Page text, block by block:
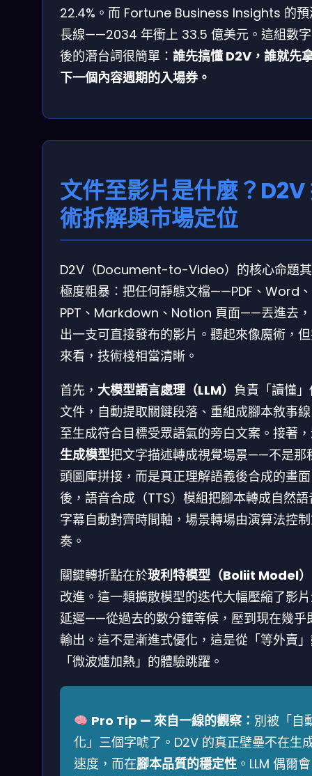
22.4%。而 Fortune Business Insights 的預
長線——2034 年衝上 33.5 億美元。這組數
後的潛台詞很簡單： 誰先搞懂 D2V，誰就先
下一個內容週期的入場券。
文件至影片是什麼？D2V
術拆解與市場定位
D2V（Document-to-Video）的核心命題
極度粗暴：把任何靜態文檔——PDF、Word、
PPT、Markdown、Notion 頁面——丟進去
出一支可直接發布的影片。聽起來像魔術，
來看，技術棧相當清晰。
首先， 大模型語言處理（LLM） 負責「讀懂
文件，自動提取關鍵段落、重組成腳本敘事
至生成符合目標受眾語氣的旁白文案。接著，
生成模型把文字描述轉成視覺場景——不是那
頭圖庫拼接，而是真正理解語義後合成的畫
後，語音合成（TTS）模組把腳本轉成自然語
字幕自動對齊時間軸，場景轉場由演算法控
奏。
關鍵轉折點在於玻利特模型（Boliit Model）
改進。這一類擴散模型的迭代大幅壓縮了影
延遲——從過去的數分鐘等候，壓到現在幾乎
輸出。這不是漸進式優化，這是從「等外賣
「微波爐加熱」的體驗跳躍。
Pro Tip — 來自一線的觀察： 別被「自
化」三個字唬了。D2V 的真正壁壘不在生
速度，而在腳本品質的穩定性 。LLM 偶爾會